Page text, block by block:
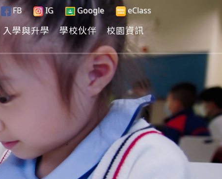
FB IG Google eClass
入學與升學 學校伙伴 校園資訊